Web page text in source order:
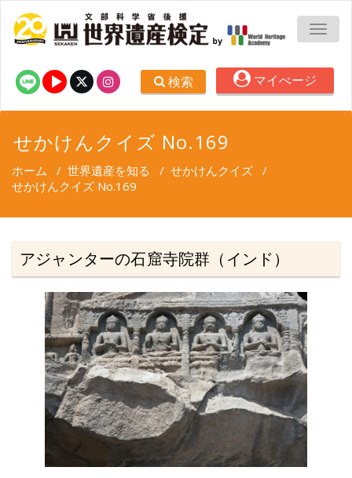
検索 マイぺージ
せかけんクイズ No.169
ホーム / 世界遺産を知る / せかけんクイズ /
せかけんクイズ No.169
アジャンターの石窟寺院群（インド）